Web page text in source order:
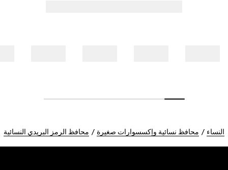
النساء محافظ نسائية وإكسسوارات صغيرة محافظ الرمز البريدي النسائية